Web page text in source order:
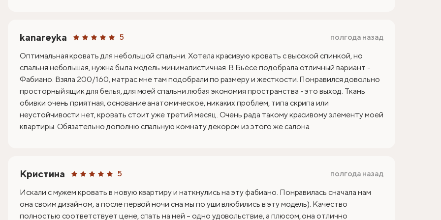
kanareyka 5
полгода назад
Оптимальная кровать для небольшой спальни. Хотела красивую кровать с высокой спинкой, но
спальня небольшая, нужна была модель минималистичная. В Бьёсе подобрала отличный вариант -
Фабиано. Взяла 200/160, матрас мне там подобрали по размеру и жесткости. Понравился довольно
просторный ящик для белья, для моей спальни любая экономия пространства - это выход. Ткань
обивки очень приятная, основание анатомическое, никаких проблем, типа скрипа или
неустойчивости нет, кровать стоит уже третий месяц. Очень рада такому красивому элементу моей
квартиры. Обязательно дополню спальную комнату декором из этого же салона.
Кристина 5
полгода назад
Искали с мужем кровать в новую квартиру и наткнулись на эту фабиано. Понравилась сначала нам
она своим дизайном, а после первой ночи сна мы по уши влюбились в эту модель). Качество
полностью соответствует цене, спать на ней – одно удовольствие, а плюсом, она отлично